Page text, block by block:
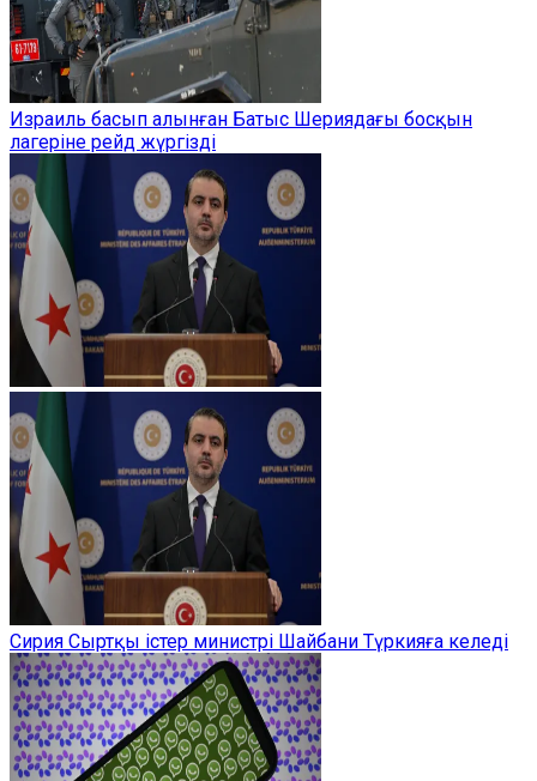
Израиль басып алынған Батыс Шериядағы босқын
лагеріне рейд жүргізді
Сирия Сыртқы істер министрі Шайбани Түркияға келеді